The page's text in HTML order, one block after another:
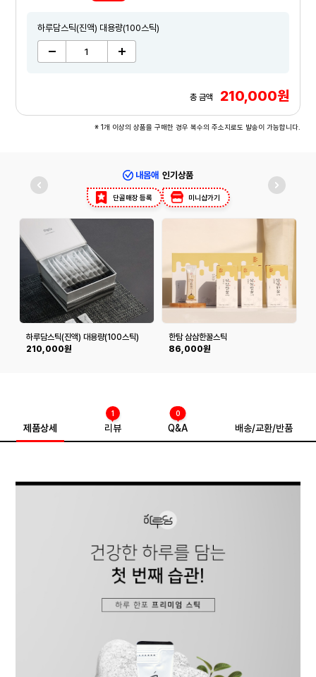
하루담스틱(진액) 대용량(100스틱)
총 금액 210,000원
※ 1개 이상의 상품을 구매한 경우 복수의 주소지로도 발송이 가능합니다.
내몸애 인기상품
단골매장 등록 미니샵가기
하루담스틱(진액) 대용량(100스틱)
210,000원
한탐 삼삼한꿀스틱
86,000원
제품상세 리뷰
1
Q&A
0
배송/교환/반품